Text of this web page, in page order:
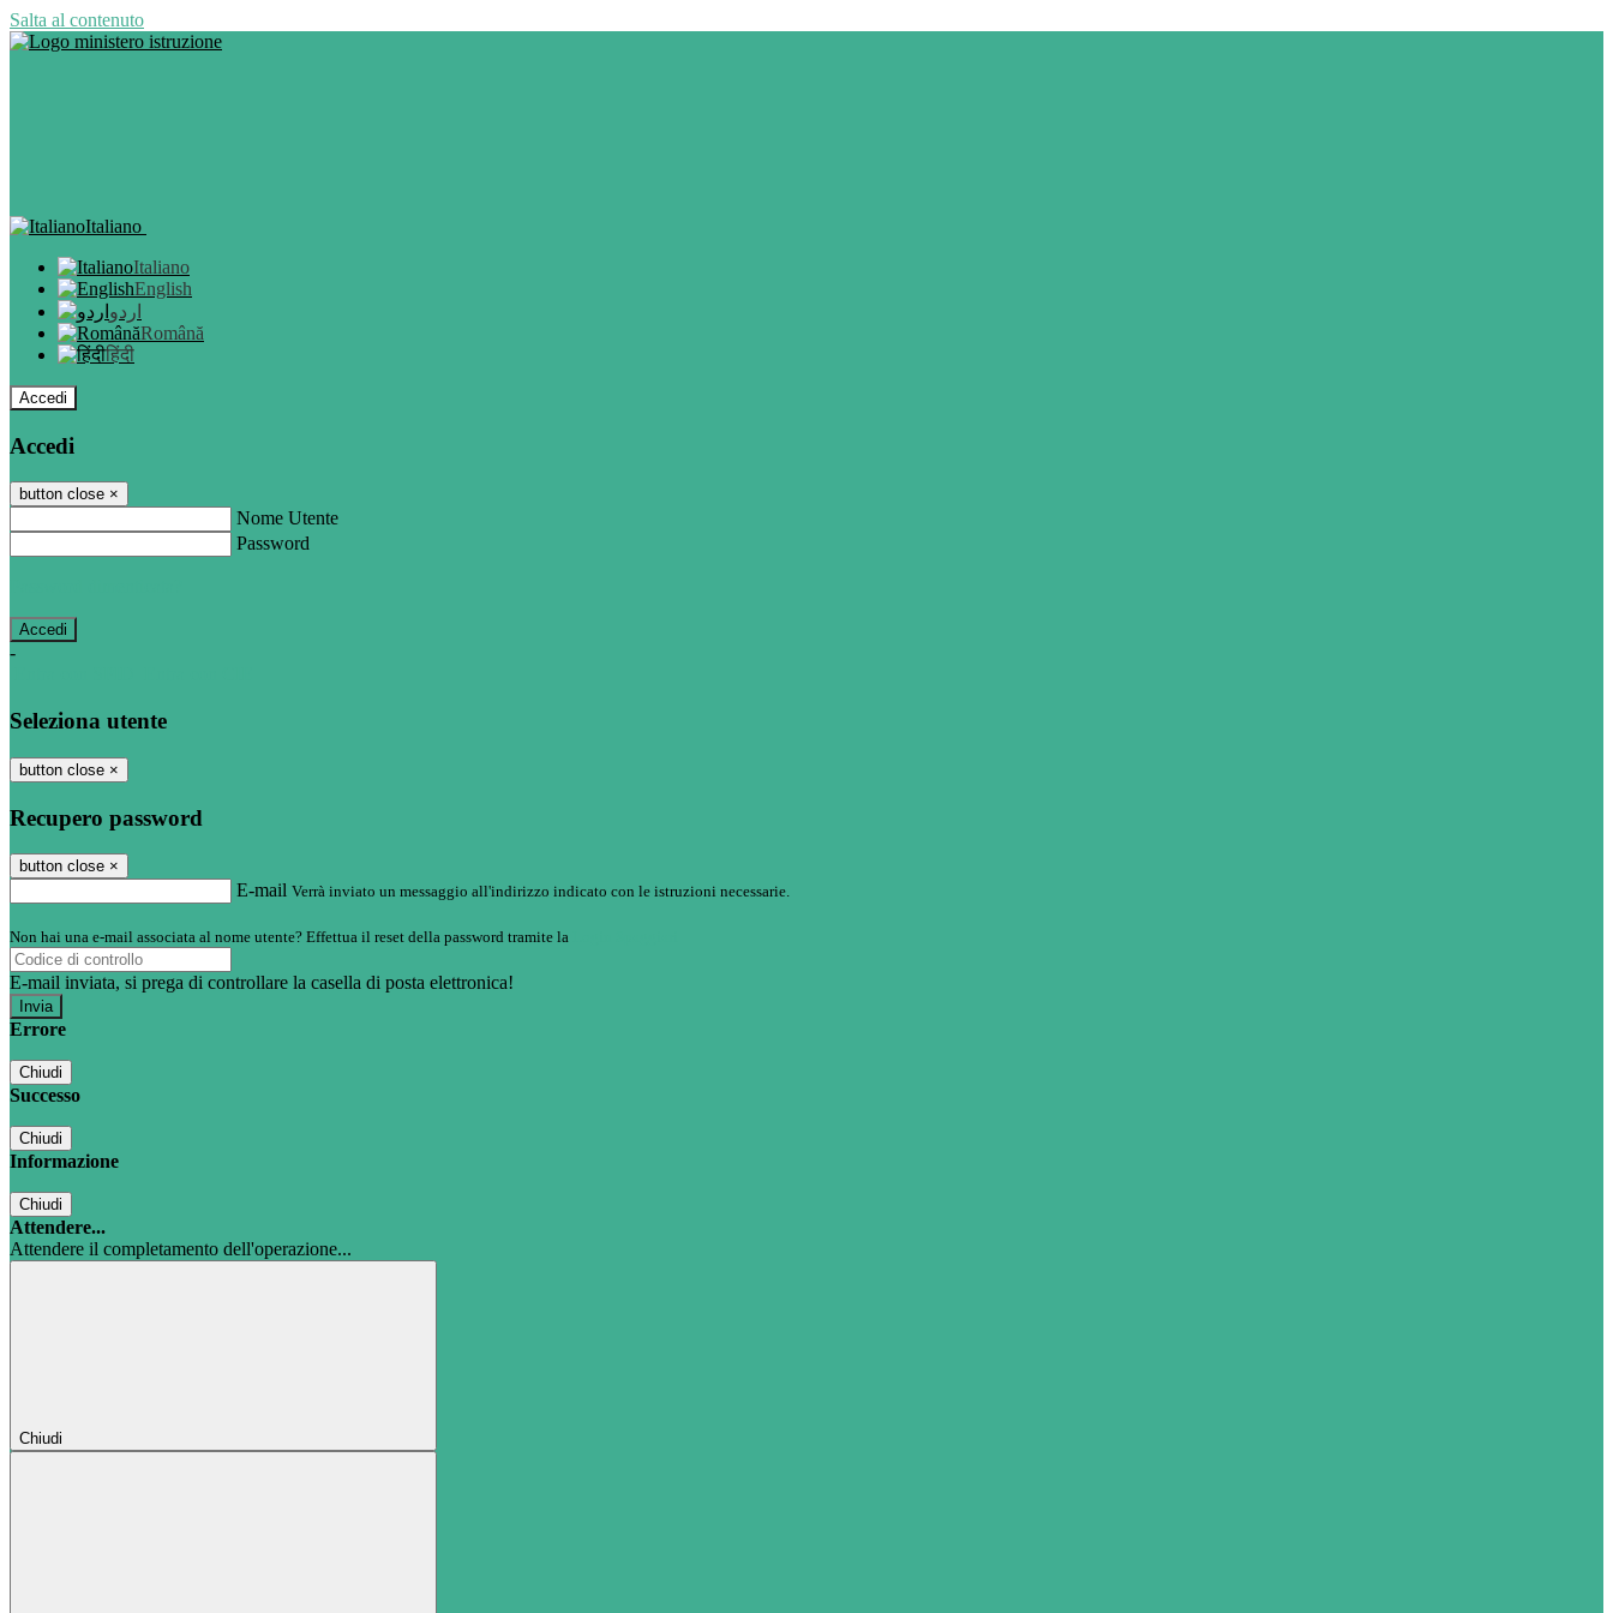
Salta al contenuto
Italiano
Italiano
English
اردو
Română
हिंदी
Accedi
Accedi
button close ×
Nome Utente
Password
-
Seleziona utente
button close ×
Recupero password
button close ×
E-mail Verrà inviato un messaggio all'indirizzo indicato con le istruzioni necessarie.
Non hai una e-mail associata al nome utente? Effettua il reset della password tramite la
E-mail inviata, si prega di controllare la casella di posta elettronica!
Errore
Chiudi
Successo
Chiudi
Informazione
Chiudi
Attendere...
Attendere il completamento dell'operazione...
Chiudi